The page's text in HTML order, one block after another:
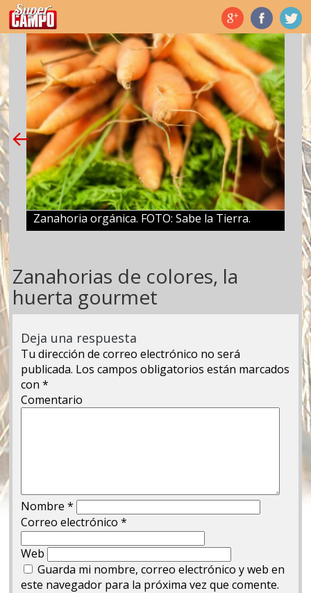
Temas de hoy
Zanahoria orgánica. FOTO: Sabe la Tierra.
Zanahorias de colores, la
huerta gourmet
Deja una respuesta
Tu dirección de correo electrónico no será
publicada. Los campos obligatorios están marcados
con*
Comentario
Nombre*
Correo electrónico*
Web
Guarda mi nombre, correo electrónico y web en
este navegador para la próxima vez que comente.